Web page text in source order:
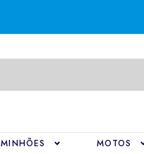
MOTOS